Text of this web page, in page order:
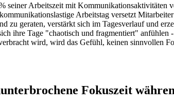
seiner Arbeitszeit mit
Arbeitstag versetzt
geraten, verstärkt sich im Tagesverlauf und
ihre Tage "chaotisch und fragmentiert"
wird, wird das Gefühl, keinen sinnvollen
Fokuszeit